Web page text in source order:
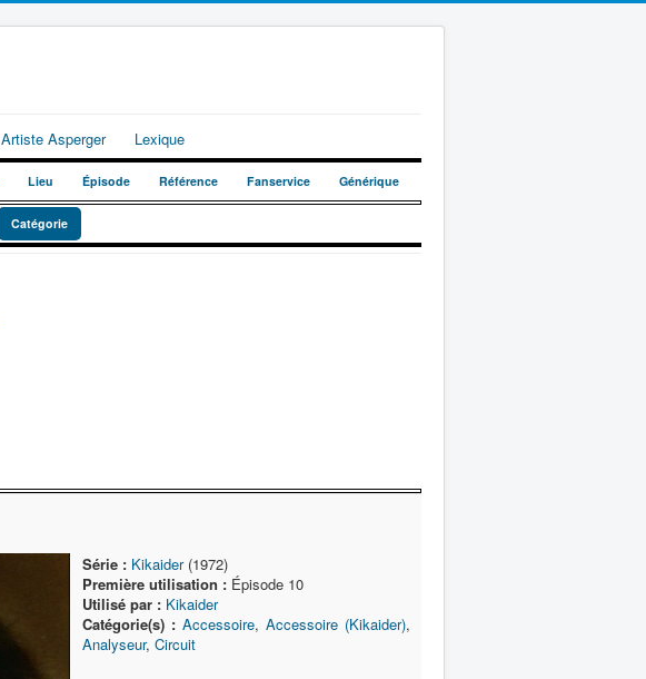
Artiste Asperger Lexique
Lieu Épisode Référence Fanservice Générique
Catégorie
Série : Kikaider(1972)
Première utilisation :Épisode 10
Utilisé par : Kikaider
Catégorie(s) : Accessoire, Accessoire (Kikaider),
Analyseur, Circuit